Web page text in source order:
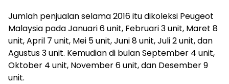
Jumlah penjualan selama 2016 itu dikoleksi Peugeot
Malaysia pada Januari 6 unit, Februari 3 unit, Maret 8
unit, April 7 unit, Mei 5 unit, Juni 8 unit, Juli 2 unit, dan
Agustus 3 unit. Kemudian di bulan September 4 unit,
Oktober 4 unit, November 6 unit, dan Desember 9
unit.